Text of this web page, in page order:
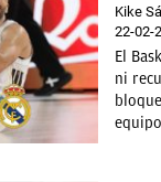
Kike
22-02-
El
ni